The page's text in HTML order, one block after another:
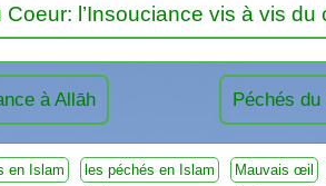
l’Insouciance vis à vis du
à Allāh Péchés
en Islam les péchés en Islam Mauvais œil